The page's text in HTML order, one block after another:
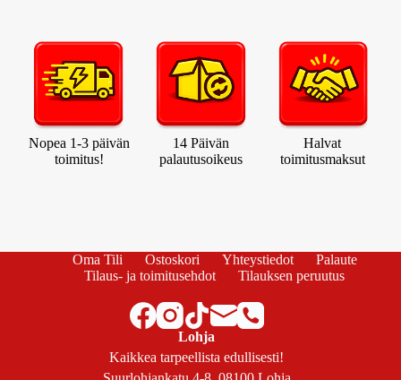
Nopea 1-3 päivän
toimitus!
14 Päivän
palautusoikeus
Halvat
toimitusmaksut
Oma Tili Ostoskori Yhteystiedot
Palaute
Tilaus- ja toimitusehdot
Tilauksen peruutus
Lohja
Kaikkea tarpeellista edullisesti!